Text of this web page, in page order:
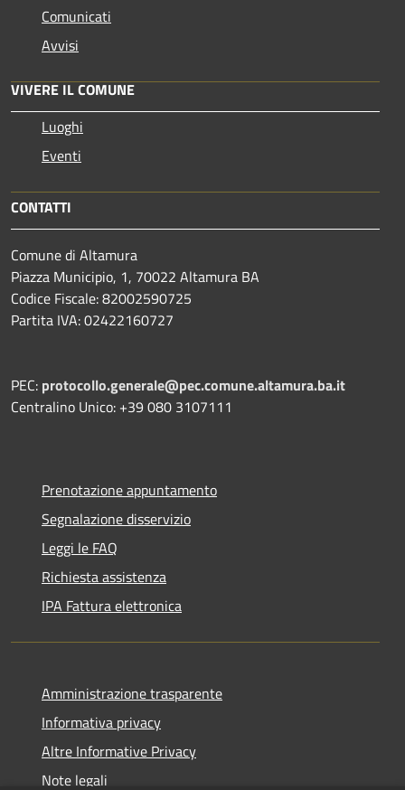
Comunicati
Avvisi
VIVERE IL COMUNE
Luoghi
Eventi
CONTATTI
Comune di Altamura
Piazza Municipio, 1, 70022 Altamura BA
Codice Fiscale: 82002590725
Partita IVA: 02422160727
PEC: protocollo.generale@pec.comune.altamura.ba.it
Centralino Unico: +39 080 3107111
Prenotazione appuntamento
Segnalazione disservizio
Leggi le FAQ
Richiesta assistenza
IPA Fattura elettronica
Amministrazione trasparente
Informativa privacy
Altre Informative Privacy
Note legali